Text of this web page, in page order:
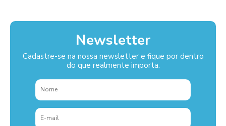
Newsletter
Cadastre-se na nossa newsletter e fique por dentro
do que realmente importa.